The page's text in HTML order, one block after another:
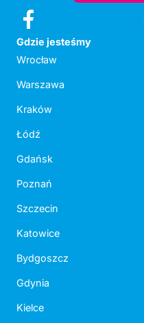
Gdzie jesteśmy
Wrocław
Warszawa
Kraków
Łódź
Gdańsk
Poznań
Szczecin
Katowice
Bydgoszcz
Gdynia
Kielce